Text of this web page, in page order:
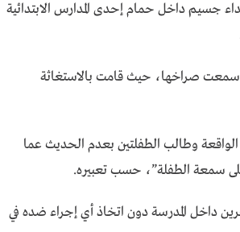
من العمر 7 سنوات لمحاولة اعتداء جسيم داخل حمام إحدى المدارس الابتدائية
بعد أن سمعت صراخها، حيث قامت بالاستغاثة
الواقعة وطالب الطفلتين بعدم الحديث عما
سمعة الطفلة”، حسب تعبيره.
داخل المدرسة دون اتخاذ أي إجراء ضده في